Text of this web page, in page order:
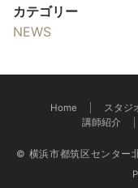
カテゴリー
NEWS
Home スタジ
講師紹介
© 横浜市都筑区センター